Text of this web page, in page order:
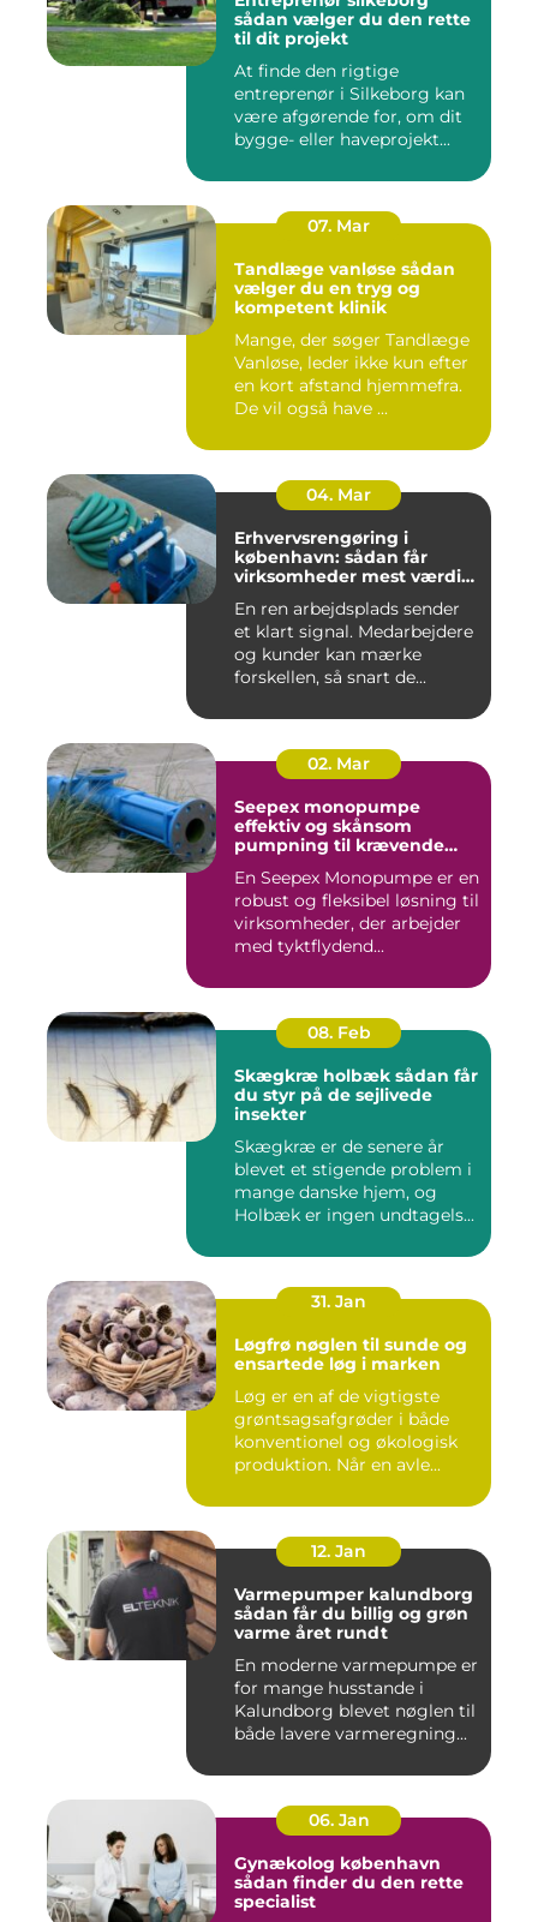
sådan vælger du den rette
til dit projekt
At finde den rigtige
entreprenør i Silkeborg kan
være afgørende for, om dit
bygge- eller haveprojekt...
07. Mar
Tandlæge vanløse sådan
vælger du en tryg og
kompetent klinik
Mange, der søger Tandlæge
Vanløse, leder ikke kun efter
en kort afstand hjemmefra.
De vil også have ...
04. Mar
Erhvervsrengøring i
københavn: sådan får
virksomheder mest værdi
En ren arbejdsplads sender
et klart signal. Medarbejdere
og kunder kan mærke
forskellen, så snart de...
02. Mar
Seepex monopumpe
effektiv og skånsom
pumpning til krævende
En Seepex Monopumpe er en
robust og fleksibel løsning til
virksomheder, der arbejder
med tyktflydend...
08. Feb
Skægkræ holbæk sådan får
du styr på de sejlivede
insekter
Skægkræ er de senere år
blevet et stigende problem i
mange danske hjem, og
Holbæk er ingen undtagels...
31. Jan
Løgfrø nøglen til sunde og
ensartede løg i marken
Løg er en af de vigtigste
grøntsagsafgrøder i både
konventionel og økologisk
produktion. Når en avle...
12. Jan
Varmepumper kalundborg
sådan får du billig og grøn
varme året rundt
En moderne varmepumpe er
for mange husstande i
Kalundborg blevet nøglen til
både lavere varmeregning...
06. Jan
Gynækolog københavn
sådan finder du den rette
specialist